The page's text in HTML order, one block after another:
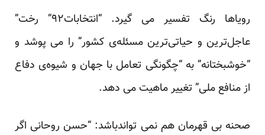
رویاها رنگ تفسیر می گیرد. “انتخابات۹۲” رخت”
عاجل‌ترین و حیاتی‌ترین مسئله‌ی کشور” را می پوشد و
“خوشبختانه” به “چگونگی تعامل با جهان و شیوه‌ی دفاع
از منافع ملی” تغییر ماهیت می دهد.
صحنه بی قهرمان هم نمی تواندباشد: “حسن روحانی اگر